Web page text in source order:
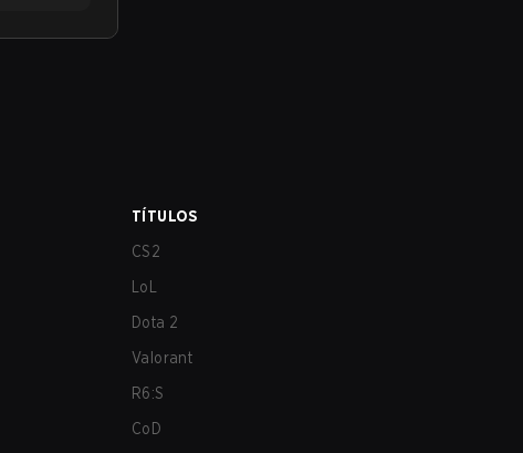
TÍTULOS
CS2
LoL
Dota 2
Valorant
R6:S
CoD